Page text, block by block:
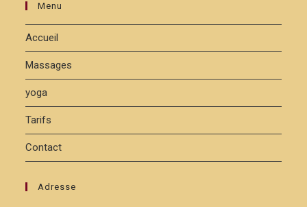
Menu
Accueil
Massages
yoga
Tarifs
Contact
Adresse